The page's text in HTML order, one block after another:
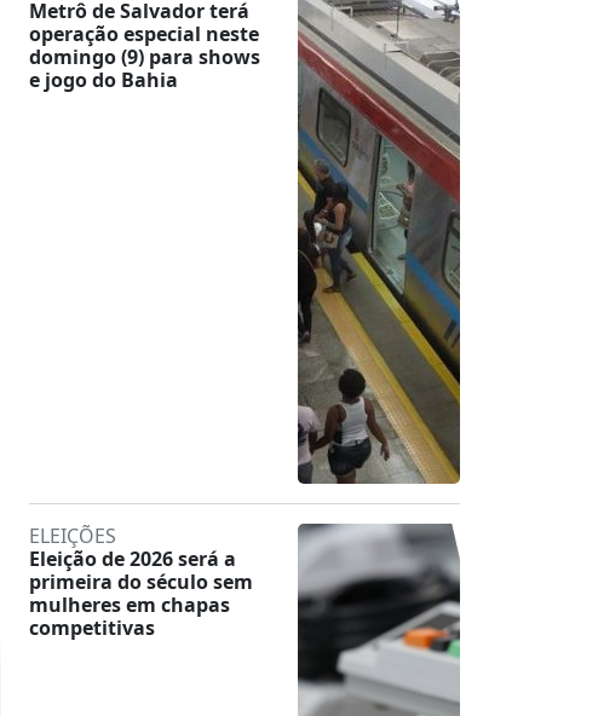
Metrô de Salvador terá
operação especial neste
domingo (9) para shows
e jogo do Bahia
ELEIÇÕES
Eleição de 2026 será a
primeira do século sem
mulheres em chapas
competitivas